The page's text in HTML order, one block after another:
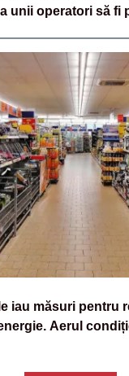
unii operatori să fi
iau măsuri pentru
Aerul